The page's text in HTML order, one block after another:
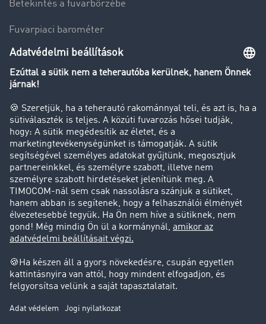
Betekintés a fuvarbörzébe
Fuvarpiaci barométer
Transzportlexikon
Tehergépkocsi-forgalomkorlátozás
Cég
Sikertörténetek
Ügyfél hoz ügyfelet
Jogi információk
Impresszum
Adatvédelem
süti-beállítások